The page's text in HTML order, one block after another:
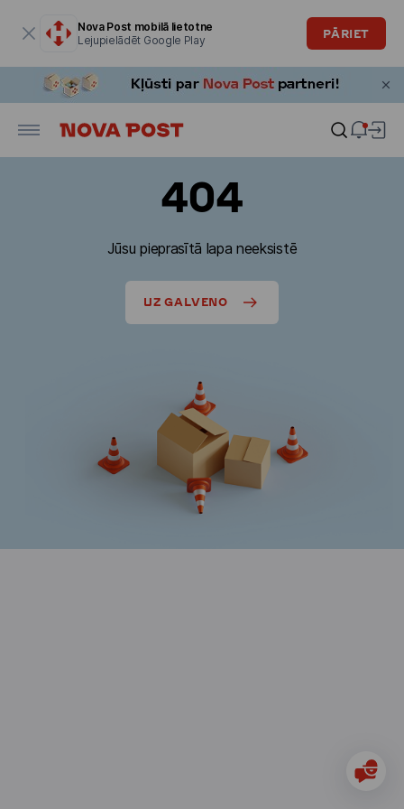
Nova Post mobilā lietotne
Lejupielādēt Google Play
PĀRIET
404
Jūsu pieprasītā lapa neeksistē
UZ GALVENO